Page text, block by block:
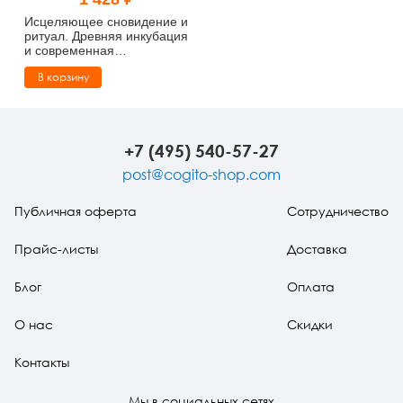
Тревожные расстройства, панические атаки
Психодрама
Сказкотерапия
Психология труда и эргономика
Психофизиология
Социальная и организационная психология
Учебная литература
Исцеляющее сновидение и
ритуал. Древняя инкубация
и современная
психотерапия
В корзину
+7 (495) 540-57-27
post@cogito-shop.com
Публичная оферта
Прайс-листы
Блог
О нас
Контакты
Сотрудничество
Доставка
Оплата
Скидки